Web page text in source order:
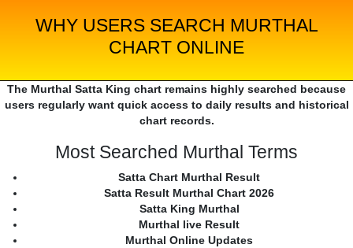
WHY USERS SEARCH MURTHAL
CHART ONLINE
The Murthal Satta King chart remains highly searched because
users regularly want quick access to daily results and historical
chart records.
Most Searched Murthal Terms
Satta Chart Murthal Result
Satta Result Murthal Chart 2026
Satta King Murthal
Murthal live Result
Murthal Online Updates